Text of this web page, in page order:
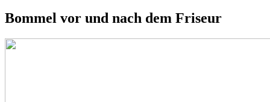
Bommel vor und nach dem Friseur